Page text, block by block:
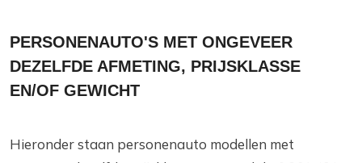
PERSONENAUTO'S MET ONGEVEER
DEZELFDE AFMETING, PRIJSKLASSE
EN/OF GEWICHT
Hieronder staan personenauto modellen met